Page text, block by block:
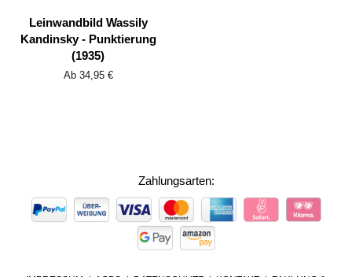
Leinwandbild Wassily
Kandinsky - Punktierung
(1935)
Ab 34,95 €
Zahlungsarten:
ZAHLUNGSARTEN